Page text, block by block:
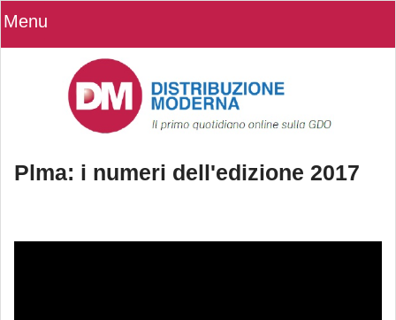
Menu
Plma: i numeri dell'edizione 2017